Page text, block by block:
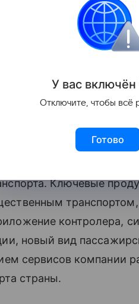
Ярославской
что запустилось в
к запуску еще в
оплата по
информационно-
Ключевые
транспортом,
контролера,
новый вид
сервисов компании
страны.
У вас включён
Отключите, чтобы всё
Готово